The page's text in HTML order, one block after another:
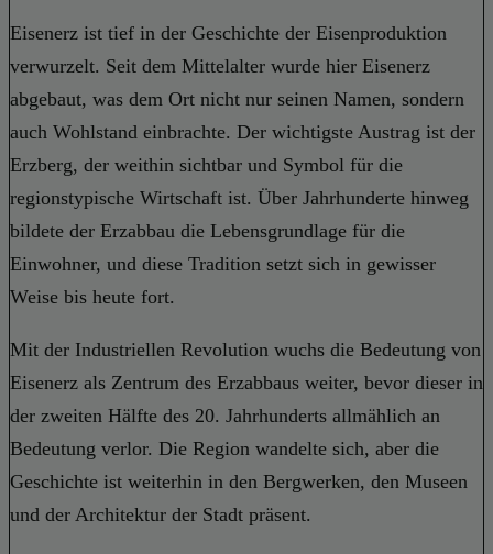
Eisenerz ist tief in der Geschichte der Eisenproduktion
verwurzelt. Seit dem Mittelalter wurde hier Eisenerz
abgebaut, was dem Ort nicht nur seinen Namen, sondern
auch Wohlstand einbrachte. Der wichtigste Austrag ist der
Erzberg, der weithin sichtbar und Symbol für die
regionstypische Wirtschaft ist. Über Jahrhunderte hinweg
bildete der Erzabbau die Lebensgrundlage für die
Einwohner, und diese Tradition setzt sich in gewisser
Weise bis heute fort.
Mit der Industriellen Revolution wuchs die Bedeutung von
Eisenerz als Zentrum des Erzabbaus weiter, bevor dieser in
der zweiten Hälfte des 20. Jahrhunderts allmählich an
Bedeutung verlor. Die Region wandelte sich, aber die
Geschichte ist weiterhin in den Bergwerken, den Museen
und der Architektur der Stadt präsent.